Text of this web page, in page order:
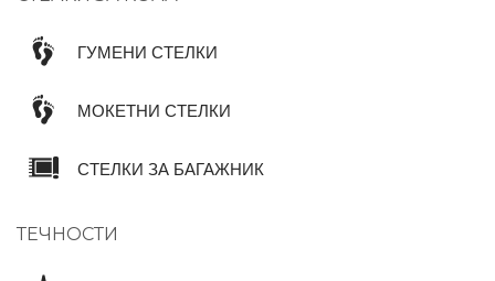
ГУМЕНИ СТЕЛКИ
МОКЕТНИ СТЕЛКИ
СТЕЛКИ ЗА БАГАЖНИК
ТЕЧНОСТИ